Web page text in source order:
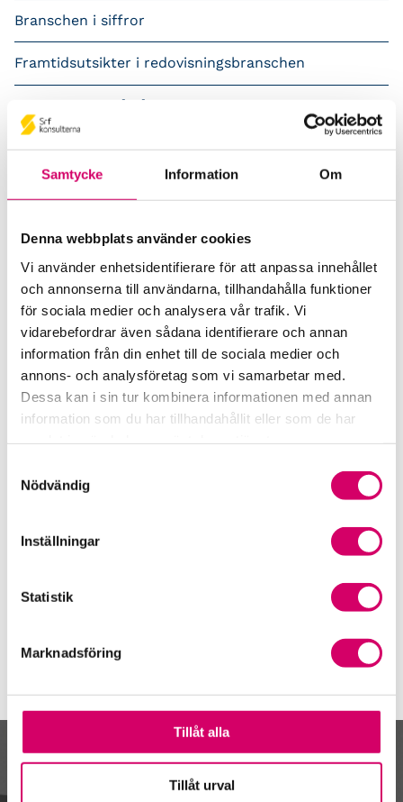
Samtycke Information Om
Denna webbplats använder cookies
Vi använder enhetsidentifierare för att anpassa innehållet
och annonserna till användarna, tillhandahålla funktioner
för sociala medier och analysera vår trafik. Vi
vidarebefordrar även sådana identifierare och annan
information från din enhet till de sociala medier och
annons- och analysföretag som vi samarbetar med.
Dessa kan i sin tur kombinera informationen med annan
information som du har tillhandahållit eller som de har
Nödvändig
Inställningar
Statistik
Marknadsföring
Tillåt alla
Tillåt urval
Branschen i siffror
Framtidsutsikter i redovisningsbranschen
Prenumerera på våra nyhetsbrev
Pressrum
Remisser
Samverkan med myndigheter och organisationer
Srf Fokusrapport 2024 – insikter för hållbart
företagande
Våra nyhetskanaler
Tidningen Konsulten
Öppet brev till Myndigheten för yrkeshögskolan
Framtidsutsikter i lönebranschen
Kalendarium